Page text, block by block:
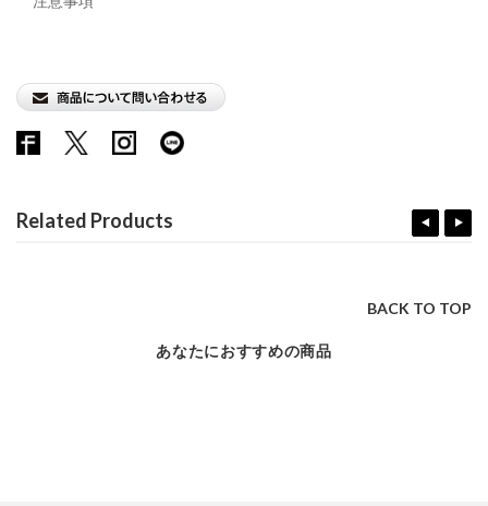
Related Products
BACK TO TOP
あなたにおすすめの商品